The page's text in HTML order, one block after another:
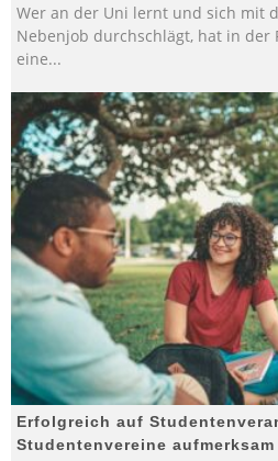
Wer an der Uni lernt und sich mit
Nebenjob durchschlägt, hat in der
eine...
Erfolgreich auf
Studentenvereine aufmerksam